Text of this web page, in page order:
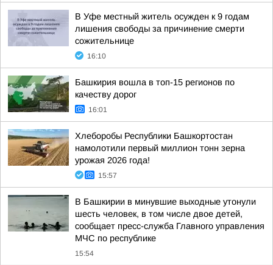
В Уфе местный житель осужден к 9 годам
лишения свободы за причинение смерти
сожительнице
16:10
Башкирия вошла в топ-15 регионов по
качеству дорог
16:01
Хлеборобы Республики Башкортостан
намолотили первый миллион тонн зерна
урожая 2026 года!
15:57
В Башкирии в минувшие выходные утонули
шесть человек, в том числе двое детей,
сообщает пресс-служба Главного управления
МЧС по республике
15:54